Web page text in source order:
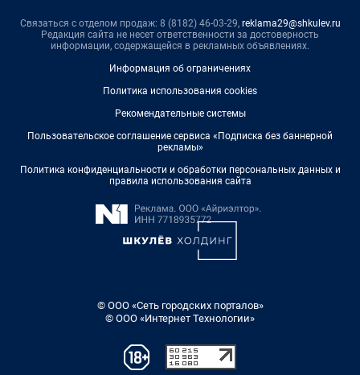
Связаться с отделом продаж: 8 (8182) 46-03-29, reklama29@shkulev.ru
Редакция сайта не несет ответственности за достоверность
информации, содержащейся в рекламных объявлениях.
Информация об ограничениях
Политика использования cookies
Рекомендательные системы
Пользовательское соглашение сервиса «Подписка без баннерной
рекламы»
Политика конфиденциальности и обработки персональных данных и
правила использования сайта
© ООО «Сеть городских порталов»
© ООО «Интернет Технологии»